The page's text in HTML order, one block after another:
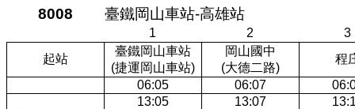
8008 臺鐵岡山車站-高雄站
1 2
3
起站
臺鐵岡山車站
(捷運岡山車站)
岡山國中
(大德二路)
程
06:05
06:07
13:05
13:07